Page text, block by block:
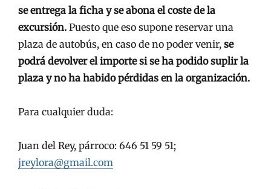
se entrega la ficha y se abona el coste de la
excursión. Puesto que eso supone reservar una
plaza de autobús, en caso de no poder venir, se
podrá devolver el importe si se ha podido suplir la
plaza y no ha habido pérdidas en la organización.
Para cualquier duda:
Juan del Rey, párroco: 646 51 59 51;
jreylora@gmail.com